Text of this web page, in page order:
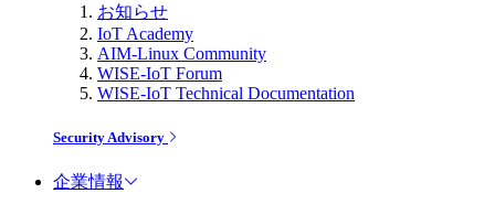
お知らせ
IoT Academy
AIM-Linux Community
WISE-IoT Forum
WISE-IoT Technical Documentation
Security Advisory
企業情報